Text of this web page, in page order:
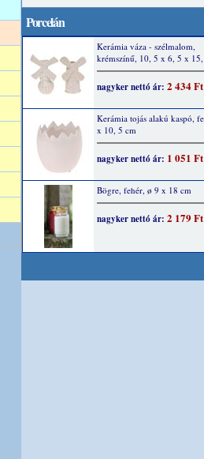
Porcelán
Kerámia váza - szélmalom,
krémszínű, 10, 5 x 6, 5 x
nagyker nettó ár: 2 434 Ft
Kerámia tojás alakú kaspó,
x 10, 5 cm
nagyker nettó ár: 1 051 Ft
Bögre, fehér, ø 9 x 18 cm
nagyker nettó ár: 2 179 Ft